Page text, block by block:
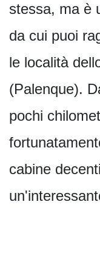
stessa, ma è
da cui puoi
le località
(Palenque).
pochi
cabine